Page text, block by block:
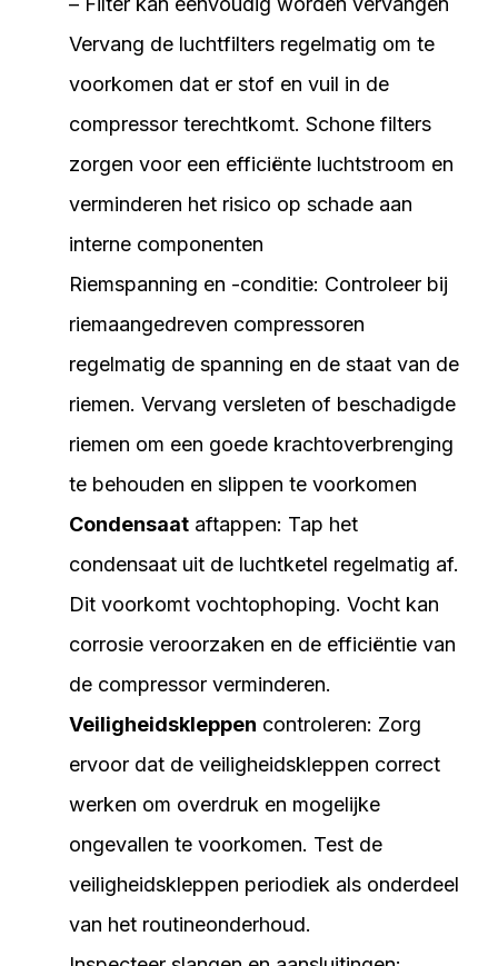
Vervang de luchtfilters regelmatig om te
voorkomen dat er stof en vuil in de
compressor terechtkomt. Schone filters
zorgen voor een efficiënte luchtstroom en
verminderen het risico op schade aan
interne componenten
Riemspanning en -conditie: Controleer bij
riemaangedreven compressoren
regelmatig de spanning en de staat van de
riemen. Vervang versleten of beschadigde
riemen om een goede krachtoverbrenging
te behouden en slippen te voorkomen
Condensaataftappen: Tap het
condensaat uit de luchtketel regelmatig af.
Dit voorkomt vochtophoping. Vocht kan
corrosie veroorzaken en de efficiëntie van
de compressor verminderen.
Veiligheidskleppen controleren: Zorg
ervoor dat de veiligheidskleppen correct
werken om overdruk en mogelijke
ongevallen te voorkomen. Test de
veiligheidskleppen periodiek als onderdeel
van het routineonderhoud.